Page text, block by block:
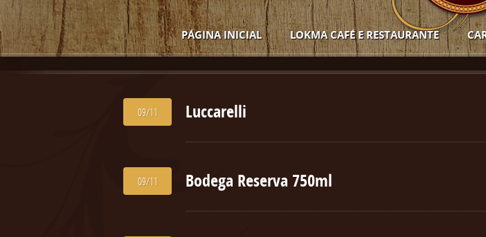
PÁGINA INICIAL LOKMA CAFÉ E RESTAURANTE
09/11 Luccarelli
09/11 Bodega Reserva 750ml